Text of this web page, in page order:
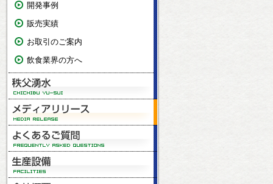
開発事例
販売実績
お取引のご案内
飲食業界の方へ